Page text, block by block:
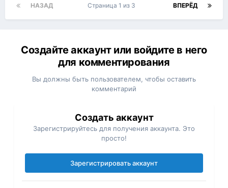
НАЗАД ВПЕРЁД
Страница 1 из 3
Создайте аккаунт или войдите в него
для комментирования
Вы должны быть пользователем, чтобы оставить
комментарий
Создать аккаунт
Зарегистрируйтесь для получения аккаунта. Это
просто!
Зарегистрировать аккаунт